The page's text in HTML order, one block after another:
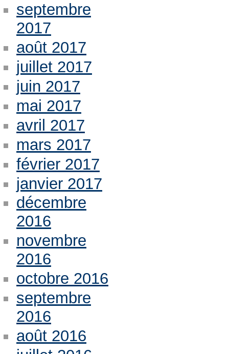
septembre
2017
août 2017
juillet 2017
juin 2017
mai 2017
avril 2017
mars 2017
février 2017
janvier 2017
décembre
2016
novembre
2016
octobre 2016
septembre
2016
août 2016